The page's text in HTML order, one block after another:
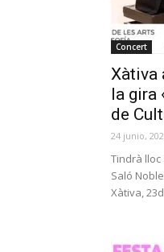
Concert
Xàtiva
la gira
de
24 junio,
Tindrà lloc
Saló
Xàtiva,